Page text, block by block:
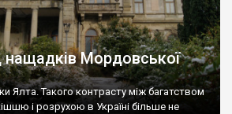
Мордовської
Ялта. Такого контрасту між багатством
і розрухою в Україні більше не